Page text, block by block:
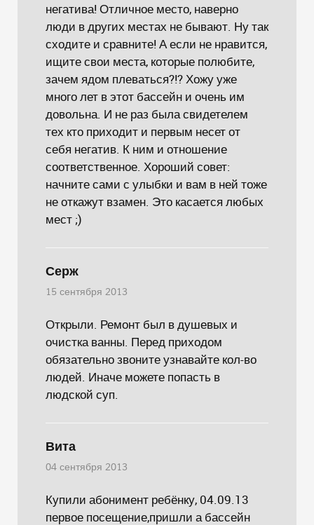
негатива! Отличное место, наверно
люди в других местах не бывают. Ну так
сходите и сравните! А если не нравится,
ищите свои места, которые полюбите,
зачем ядом плеваться?!? Хожу уже
много лет в этот бассейн и очень им
довольна. И не раз была свидетелем
тех кто приходит и первым несет от
себя негатив. К ним и отношение
соответственное. Хороший совет:
начните сами с улыбки и вам в ней тоже
не откажут взамен. Это касается любых
мест ;)
Серж
15 сентября 2013
Открыли. Ремонт был в душевых и
очистка ванны. Перед приходом
обязательно звоните узнавайте кол-во
людей. Иначе можете попасть в
людской суп.
Вита
04 сентября 2013
Купили абонимент ребёнку, 04.09.13
первое посещение,пришли а бассейн